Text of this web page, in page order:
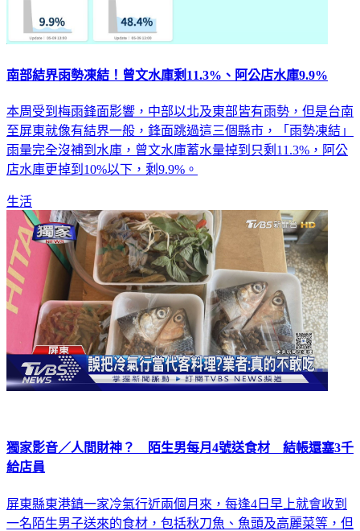
南部結界雨勢凍結！曾文水庫剩11.3%、阿公店水庫9.9%
本周受到梅雨鋒面影響，中部以北及東部皆有雨勢，但是台南
至屏東就像有結界一般，鋒面跳過這三個縣市，「雨勢凍結」
雨量完全沒補到水庫，曾文水庫蓄水量掉到只剩11.3%，阿公
店水庫更掉到10%以下，剩9.9%。
生活
獨家影音／人間財神？ 陌生男每月4號送食材 結帳還塞3千
給店員
屏東縣東港鎮一家冷氣行近兩個月來，每逢4日早上就會收到
一名陌生男子送來的食材，包括秋刀魚、魚頭及高麗菜等，但